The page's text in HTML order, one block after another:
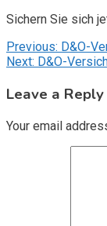
Sichern Sie sich
Post
navigation
Previous: D&O-
Next: D&O-
Leave a Reply
Your email